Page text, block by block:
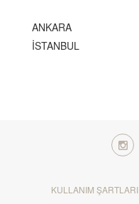
ANKARA
İSTANBUL
KULLANIM ŞARTLARI